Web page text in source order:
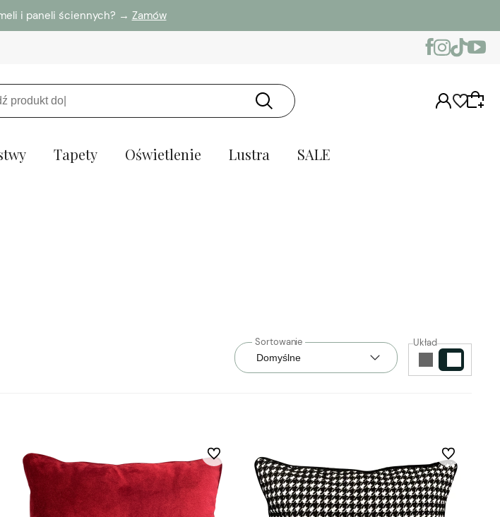
i paneli ściennych? → Zamów
Tapety Oświetlenie Lustra SALE
Układ
Do ulubionych Do ulubionych